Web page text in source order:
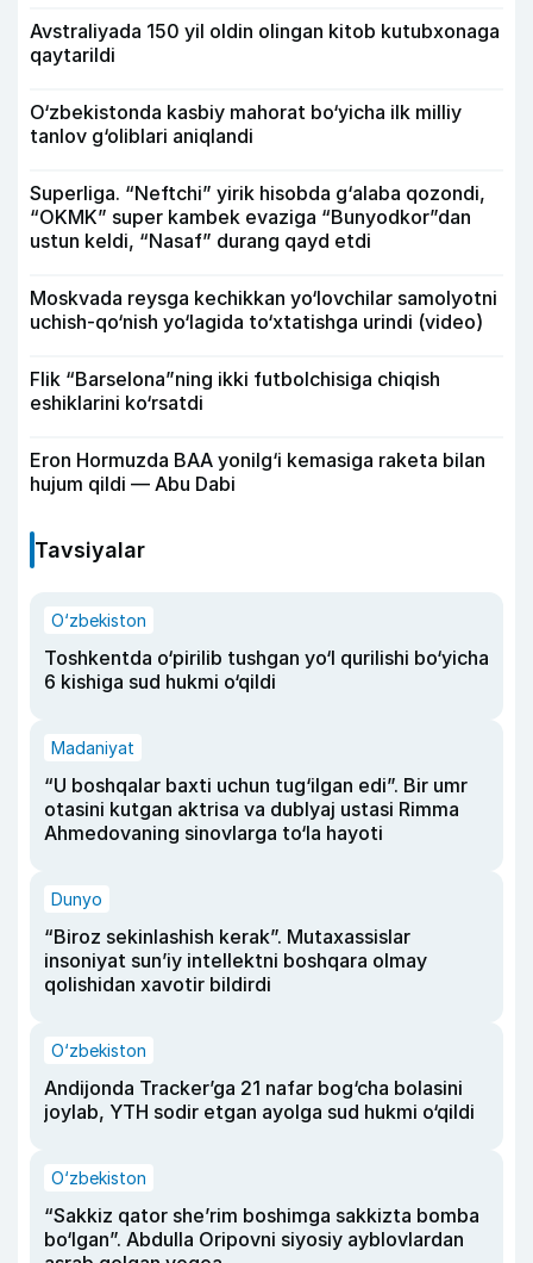
Avstraliyada 150 yil oldin olingan kitob kutubxonaga
qaytarildi
O‘zbekistonda kasbiy mahorat bo‘yicha ilk milliy
tanlov g‘oliblari aniqlandi
Superliga. “Neftchi” yirik hisobda g‘alaba qozondi,
“OKMK” super kambek evaziga “Bunyodkor”dan
ustun keldi, “Nasaf” durang qayd etdi
Moskvada reysga kechikkan yo‘lovchilar samolyotni
uchish-qo‘nish yo‘lagida to‘xtatishga urindi (video)
Flik “Barselona”ning ikki futbolchisiga chiqish
eshiklarini ko‘rsatdi
Eron Hormuzda BAA yonilg‘i kemasiga raketa bilan
hujum qildi — Abu Dabi
Tavsiyalar
O‘zbekiston
Toshkentda o‘pirilib tushgan yo‘l qurilishi bo‘yicha
6 kishiga sud hukmi o‘qildi
Madaniyat
“U boshqalar baxti uchun tug‘ilgan edi”. Bir umr
otasini kutgan aktrisa va dublyaj ustasi Rimma
Ahmedovaning sinovlarga to‘la hayoti
Dunyo
“Biroz sekinlashish kerak”. Mutaxassislar
insoniyat sun’iy intellektni boshqara olmay
qolishidan xavotir bildirdi
O‘zbekiston
Andijonda Tracker’ga 21 nafar bog‘cha bolasini
joylab, YTH sodir etgan ayolga sud hukmi o‘qildi
O‘zbekiston
“Sakkiz qator she’rim boshimga sakkizta bomba
bo‘lgan”. Abdulla Oripovni siyosiy ayblovlardan